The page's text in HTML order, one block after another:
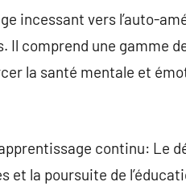
incessant vers l’auto-
Il comprend une gamme
la santé mentale et
continu: Le
et la poursuite de